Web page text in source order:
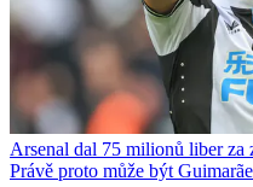
Arsenal dal 75 milionů liber za
Právě proto může být